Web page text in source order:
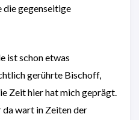
die gegenseitige
ist schon etwas
gerührte Bischoff,
Zeit hier hat mich geprägt.
da wart in Zeiten der